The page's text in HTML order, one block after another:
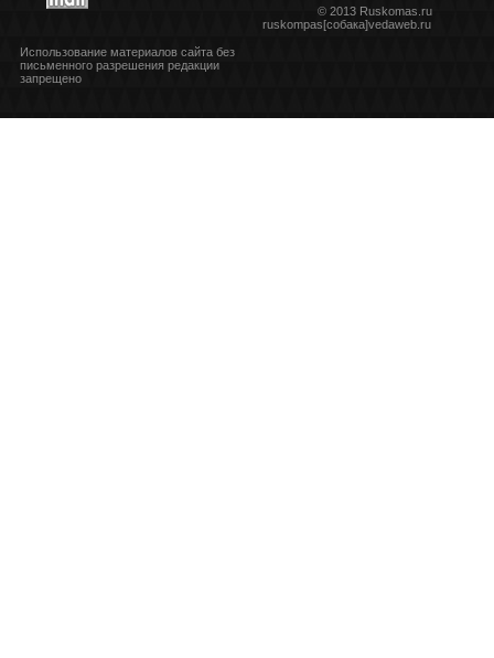
© 2013 Ruskomas.ru
ruskompas[собака]vedaweb.ru
Использование материалов сайта без
письменного разрешения редакции
запрещено